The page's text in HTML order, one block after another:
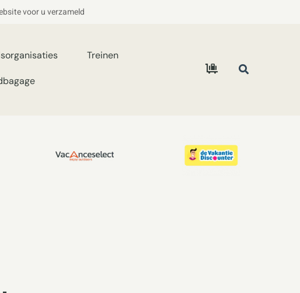
voor u verzameld
Treinen